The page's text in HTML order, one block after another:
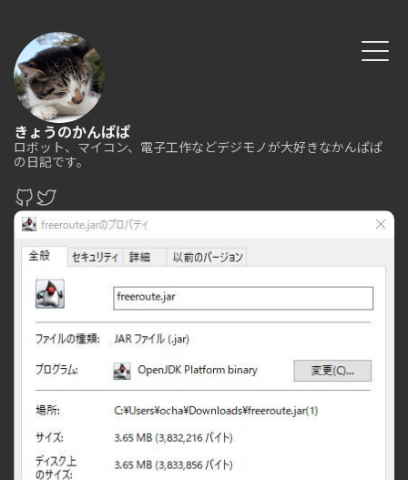
きょうのかんぱぱ
ロボット、マイコン、電子工作などデジモノが大好きなかんぱぱ
の日記です。